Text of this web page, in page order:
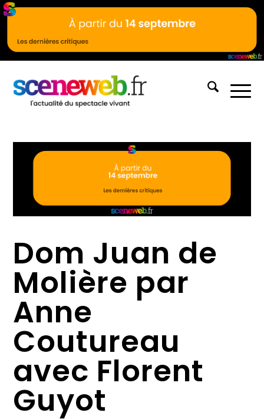
Dom Juan de
Molière par
Anne
Coutureau
avec Florent
Guyot